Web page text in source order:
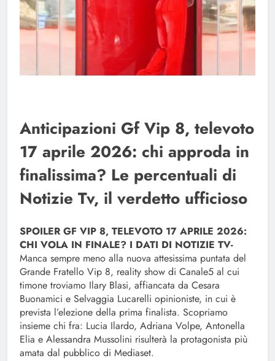
Anticipazioni Gf Vip 8, televoto
17 aprile 2026: chi approda in
finalissima? Le percentuali di
Notizie Tv, il verdetto ufficioso
SPOILER GF VIP 8, TELEVOTO 17 APRILE 2026:
CHI VOLA IN FINALE? I DATI DI NOTIZIE TV-
Manca sempre meno alla nuova attesissima puntata del
Grande Fratello Vip 8, reality show di Canale5 al cui
timone troviamo Ilary Blasi, affiancata da Cesara
Buonamici e Selvaggia Lucarelli opinioniste, in cui è
prevista l’elezione della prima finalista. Scopriamo
insieme chi fra: Lucia Ilardo, Adriana Volpe, Antonella
Elia e Alessandra Mussolini risulterà la protagonista più
amata dal pubblico di Mediaset.